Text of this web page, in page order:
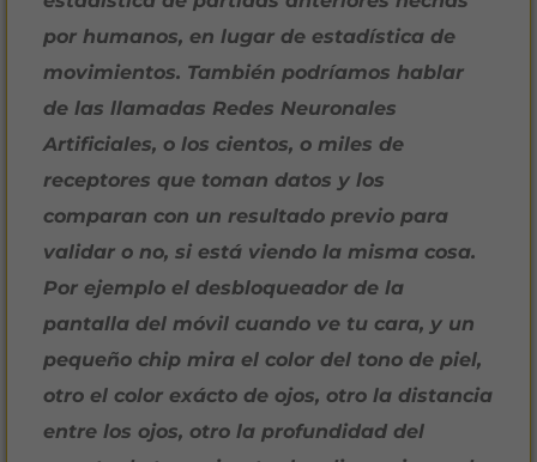
por humanos, en lugar de estadística de
movimientos. También podríamos hablar
de las llamadas Redes Neuronales
Artificiales, o los cientos, o miles de
receptores que toman datos y los
comparan con un resultado previo para
validar o no, si está viendo la misma cosa.
Por ejemplo el desbloqueador de la
pantalla del móvil cuando ve tu cara, y un
pequeño chip mira el color del tono de piel,
otro el color exácto de ojos, otro la distancia
entre los ojos, otro la profundidad del